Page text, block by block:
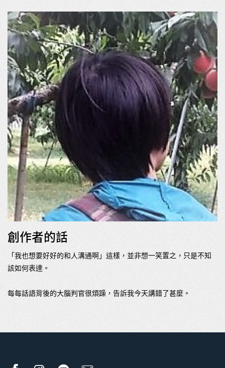
創作者的話
「我也想要好好的和人溝通啊」這樣，並非想一笑置之，只是不知
該如何表達。
每每話語背後的大腦判官很煩躁，告訴我今天講錯了甚麼。